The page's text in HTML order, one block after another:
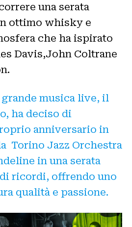
una serata
ottimo whisky e
che ha ispirato
Davis,John Coltrane
grande musica live, il
ha deciso di
anniversario in
Torino Jazz Orchestra
in una serata
ricordi, offrendo uno
qualità e passione.